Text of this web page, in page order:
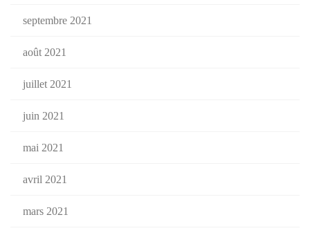
septembre 2021
août 2021
juillet 2021
juin 2021
mai 2021
avril 2021
mars 2021